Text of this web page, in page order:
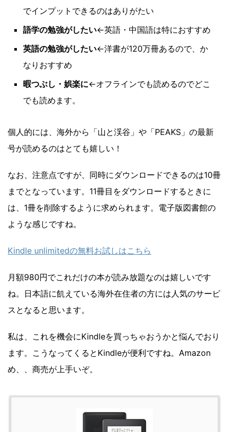
でインプットできるのはありがたい
語学の勉強がしたい←英語・中国語は特におすすめ
英語の勉強がしたい←洋書が120万冊あるので、か
なりおすすめ
暇つぶし・娯楽に←オフラインでも読めるのでどこ
でも読めます。
個人的には、海外から「山と渓谷」や「PEAKS」の最新
号が読めるのはとても嬉しい！
なお、注意点ですが、同時にダウンロードできるのは10冊
までとなっています。11冊目をダウンロードするときに
は、1冊を削除するように求められます。電子版図書館の
ような感じですね。
Kindle unlimitedの無料お試しはこちら
月額980円でこれだけの本が読み放題なのは嬉しいです
ね。日本語に飢えている海外在住者の方には人気のサービ
スとなると思います。
私は、これを機会にKindleを買っちゃおうかと悩んでおり
ます。こうなってくるとKindleが便利ですね。Amazon
め、、商売が上手いぞ。